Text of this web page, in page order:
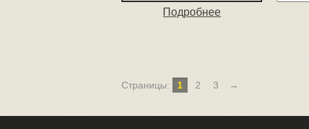
Подробнее
Страницы: 1 2 3 →